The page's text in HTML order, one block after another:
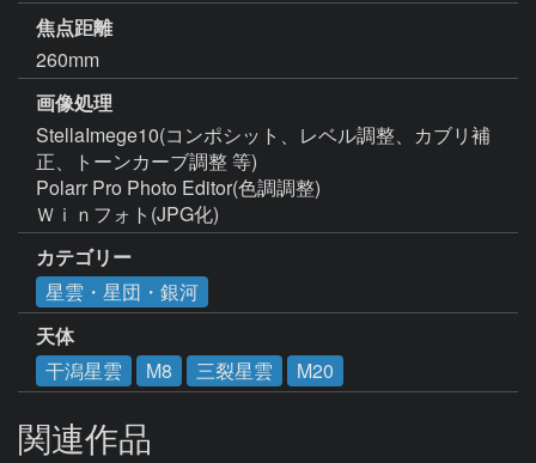
焦点距離
260mm
画像処理
StellaImege10(コンポシット、レベル調整、カブリ補
正、トーンカーブ調整 等)
Polarr Pro Photo Editor(色調調整)
Ｗｉｎフォト(JPG化)
カテゴリー
星雲・星団・銀河
天体
干潟星雲
M8 三裂星雲 M20
関連作品